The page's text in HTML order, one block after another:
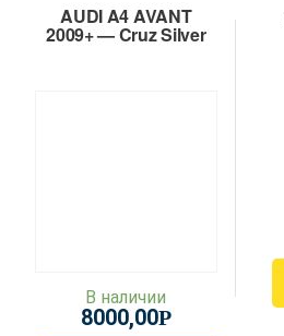
AUDI A4 AVANT
2009+ — Cruz Silver
В наличии
8000,00Р